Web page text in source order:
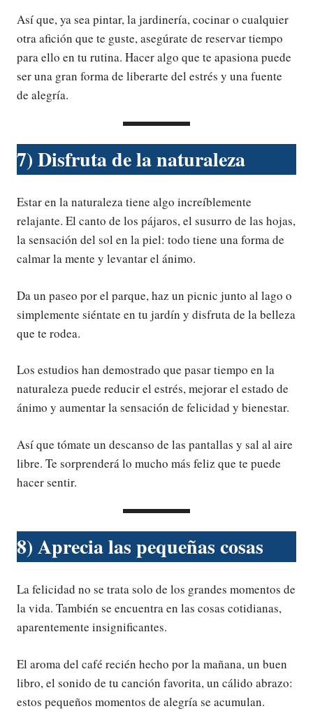
Así que, ya sea pintar, la jardinería, cocinar o cualquier
otra afición que te guste, asegúrate de reservar tiempo
para ello en tu rutina. Hacer algo que te apasiona puede
ser una gran forma de liberarte del estrés y una fuente
de alegría.
7) Disfruta de la naturaleza
Estar en la naturaleza tiene algo increíblemente
relajante. El canto de los pájaros, el susurro de las hojas,
la sensación del sol en la piel: todo tiene una forma de
calmar la mente y levantar el ánimo.
Da un paseo por el parque, haz un picnic junto al lago o
simplemente siéntate en tu jardín y disfruta de la belleza
que te rodea.
Los estudios han demostrado que pasar tiempo en la
naturaleza puede reducir el estrés, mejorar el estado de
ánimo y aumentar la sensación de felicidad y bienestar.
Así que tómate un descanso de las pantallas y sal al aire
libre. Te sorprenderá lo mucho más feliz que te puede
hacer sentir.
8) Aprecia las pequeñas cosas
La felicidad no se trata solo de los grandes momentos de
la vida. También se encuentra en las cosas cotidianas,
aparentemente insignificantes.
El aroma del café recién hecho por la mañana, un buen
libro, el sonido de tu canción favorita, un cálido abrazo:
estos pequeños momentos de alegría se acumulan.